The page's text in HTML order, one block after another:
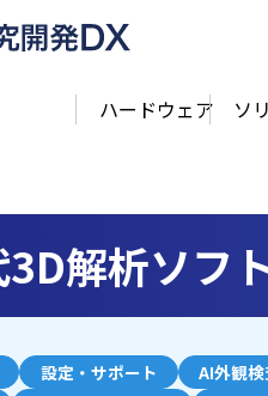
ハードウェア ソ
3D解析ソフ
設定・サポート AI外観